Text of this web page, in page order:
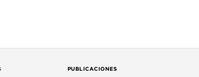
PUBLICACIONES